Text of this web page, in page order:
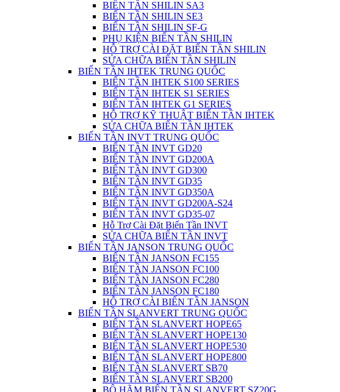
BIẾN TẦN SHILIN SA3
BIẾN TẦN SHILIN SE3
BIẾN TẦN SHILIN SF-G
PHỤ KIỆN BIẾN TẦN SHILIN
HỖ TRỢ CÀI ĐẶT BIẾN TẦN SHILIN
SỬA CHỮA BIẾN TẦN SHILIN
BIẾN TẦN IHTEK TRUNG QUỐC
BIẾN TẦN IHTEK S100 SERIES
BIẾN TẦN IHTEK S1 SERIES
BIẾN TẦN IHTEK G1 SERIES
HỖ TRỢ KỸ THUẬT BIẾN TẦN IHTEK
SỬA CHỮA BIẾN TẦN IHTEK
BIẾN TẦN INVT TRUNG QUỐC
BIẾN TẦN INVT GD20
BIẾN TẦN INVT GD200A
BIẾN TẦN INVT GD300
BIẾN TẦN INVT GD35
BIẾN TẦN INVT GD350A
BIẾN TẦN INVT GD200A-S24
BIẾN TẦN INVT GD35-07
Hỗ Trợ Cài Đặt Biến Tần INVT
SỬA CHỮA BIẾN TẦN INVT
BIẾN TẦN JANSON TRUNG QUỐC
BIẾN TẦN JANSON FC155
BIẾN TẦN JANSON FC100
BIẾN TẦN JANSON FC280
BIẾN TẦN JANSON FC180
HỖ TRỢ CÀI BIẾN TẦN JANSON
BIẾN TẦN SLANVERT TRUNG QUỐC
BIẾN TẦN SLANVERT HOPE65
BIẾN TẦN SLANVERT HOPE130
BIẾN TẦN SLANVERT HOPE530
BIẾN TẦN SLANVERT HOPE800
BIẾN TẦN SLANVERT SB70
BIẾN TẦN SLANVERT SB200
BỘ HÃM BIẾN TẦN SLANVERT SZ20G